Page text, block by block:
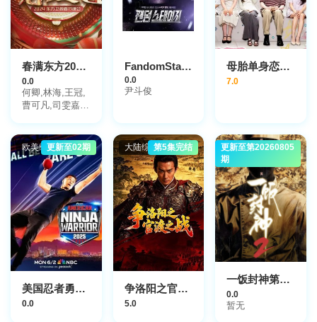
春满东方2024东方卫视春节晚会
0.0
何卿,林海,王冠,
曹可凡,司雯嘉,
生,任贤齐,贾冰,
陈丽君,鞠婧祎,
李宇春,周深,潘
长江,车保罗,胡
歌,唐嫣,虞书欣
FandomStage
0.0
尹斗俊
母胎单身恋爱大作战2节目售后
7.0
欧美综艺更新至02期
美国忍者勇士第十八季
0.0
大陆综艺第5集完结
争洛阳之官渡之战
5.0
大陆综艺
更新至第20260805
期
一饭封神第二季
0.0
暂无